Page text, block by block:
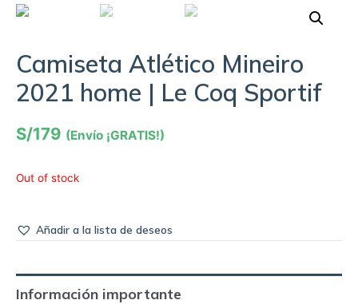
Camiseta Atlético Mineiro
2021 home | Le Coq Sportif
S/179 (Envío ¡GRATIS!)
Out of stock
Añadir a la lista de deseos
Información importante